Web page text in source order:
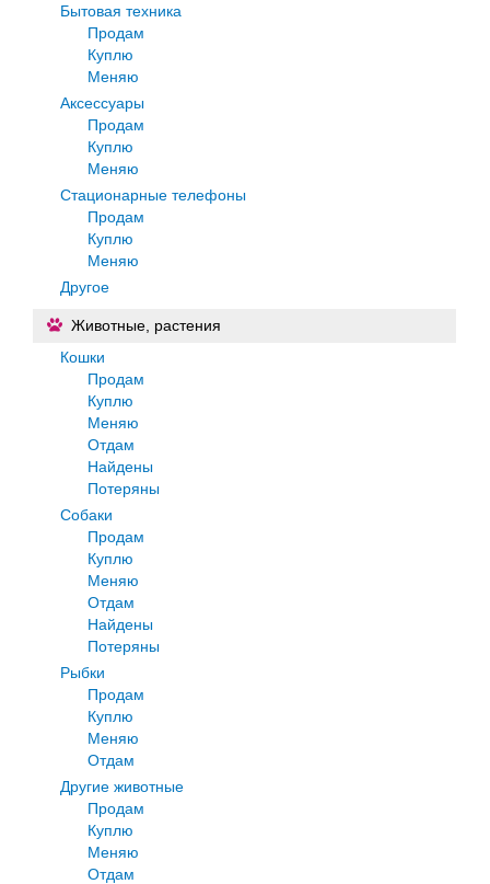
Бытовая техника
Продам
Куплю
Меняю
Аксессуары
Продам
Куплю
Меняю
Стационарные телефоны
Продам
Куплю
Меняю
Другое
Животные, растения
Кошки
Продам
Куплю
Меняю
Отдам
Найдены
Потеряны
Собаки
Продам
Куплю
Меняю
Отдам
Найдены
Потеряны
Рыбки
Продам
Куплю
Меняю
Отдам
Другие животные
Продам
Куплю
Меняю
Отдам